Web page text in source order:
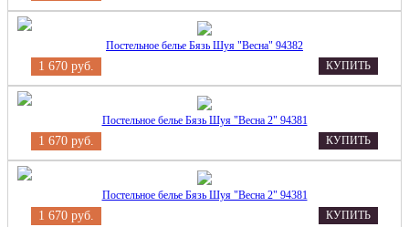
Постельное белье Бязь Шуя "Весна" 94382
1 670 руб. КУПИТЬ
Постельное белье Бязь Шуя "Весна 2" 94381
1 670 руб. КУПИТЬ
Постельное белье Бязь Шуя "Весна 2" 94381
1 670 руб. КУПИТЬ